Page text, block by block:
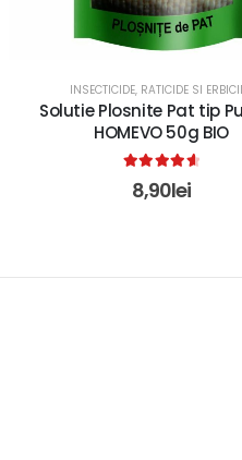
INSECTICIDE, RATICIDE SI
Solutie Plosnite Pat tip
HOMEVO 50g BIO
4.75 out of 5
8,90lei